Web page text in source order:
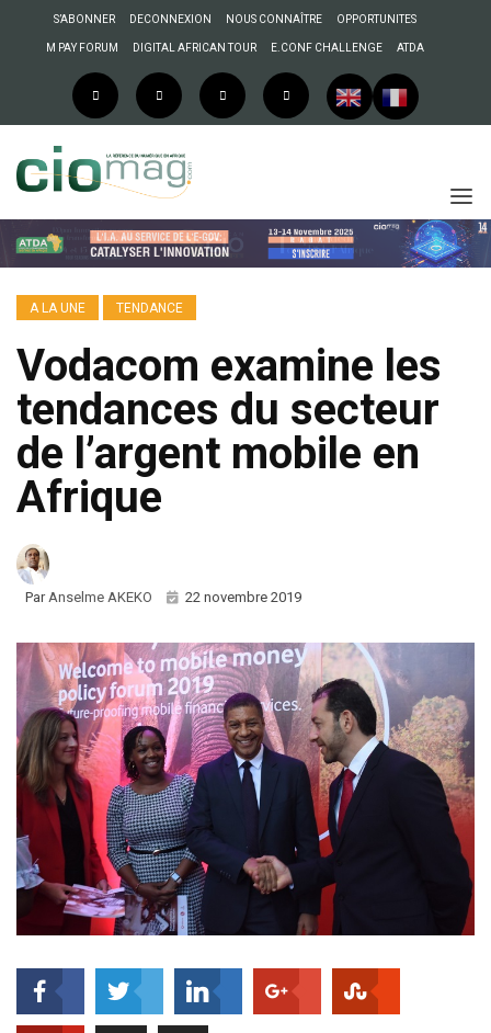
S’ABONNER DECONNEXION NOUS CONNAÎTRE OPPORTUNITES
M PAY FORUM DIGITAL AFRICAN TOUR E.CONF CHALLENGE ATDA
A LA UNE TENDANCE
Vodacom examine les
tendances du secteur
de l’argent mobile en
Afrique
ParAnselme AKEKO 22 novembre 2019